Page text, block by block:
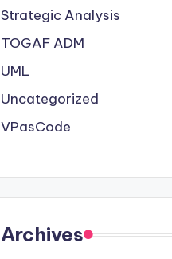
Strategic Analysis
TOGAF ADM
UML
Uncategorized
VPasCode
Archives